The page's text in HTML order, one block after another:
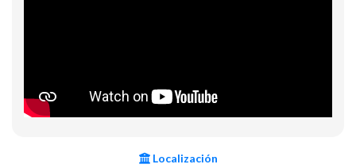
Localización